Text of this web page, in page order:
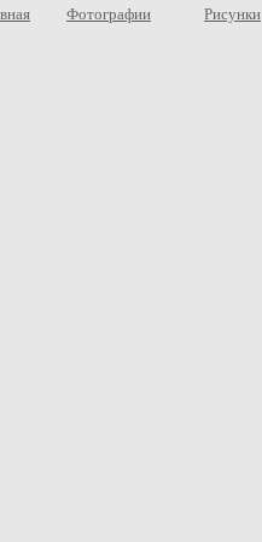
Фотографии Рисунки